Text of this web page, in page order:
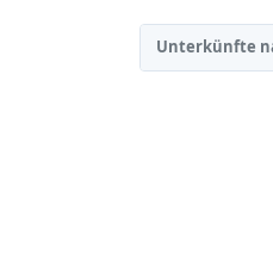
Unterkünfte